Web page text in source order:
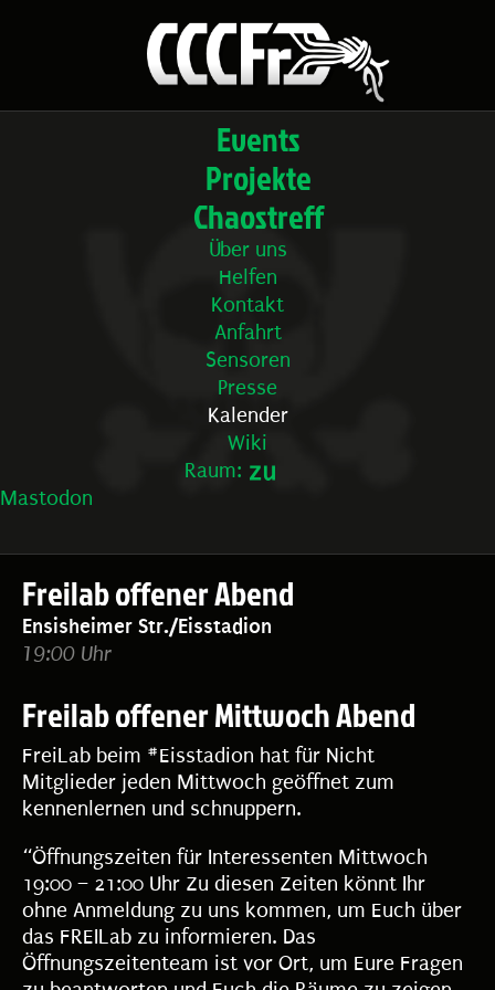
Events
Projekte
Chaostreff
Über uns
Helfen
Kontakt
Anfahrt
Sensoren
Presse
Kalender
Wiki
Raum:
Mastodon
Freilab offener Abend
Ensisheimer Str./Eisstadion
19:00 Uhr
Freilab offener Mittwoch Abend
FreiLab beim #Eisstadion hat für Nicht
Mitglieder jeden Mittwoch geöffnet zum
kennenlernen und schnuppern.
“Öffnungszeiten für Interessenten Mittwoch
19:00 – 21:00 Uhr Zu diesen Zeiten könnt Ihr
ohne Anmeldung zu uns kommen, um Euch über
das FREILab zu informieren. Das
Öffnungszeitenteam ist vor Ort, um Eure Fragen